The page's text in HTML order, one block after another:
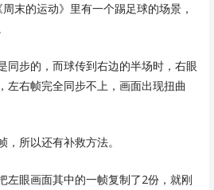
末的运动》里有一个踢足球的场景，
同步的，而球传到右边的半场时，右眼
左右帧完全同步不上，画面出现扭曲
所以还有补救方法。
左眼画面其中的一帧复制了2份，就刚